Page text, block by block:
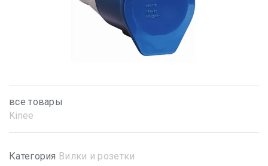
все товары
Kinee
Категория Вилки и розетки